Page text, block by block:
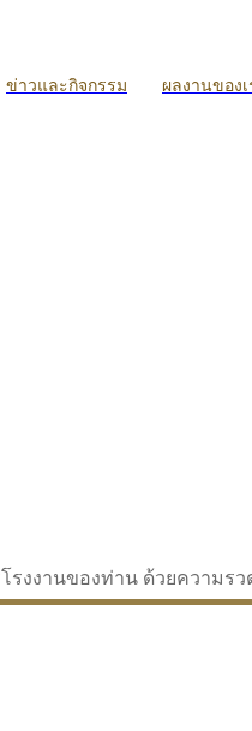
ข่าวและกิจกรรม ผลงานของเ
งานของท่าน ด้วยความรว